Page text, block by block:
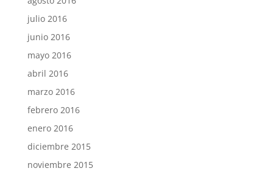
julio 2016
junio 2016
mayo 2016
abril 2016
marzo 2016
febrero 2016
enero 2016
diciembre 2015
noviembre 2015